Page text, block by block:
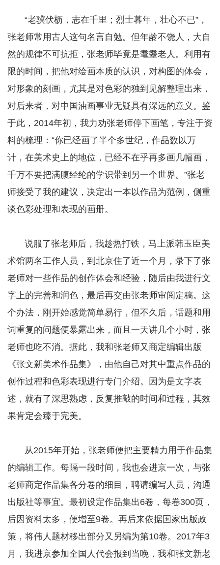
“老骥伏枥，志在千里；烈士暮年，壮心不已”，
张老师常用古人这句名言自勉。但年龄不饶人，大自
然的规律不可抗拒，张老师毕竟是耄耋老人。利用有
限的时间，把他对绘画本质的认识，对构图的体会，
对形象的刻画，尤其是对色彩的独到见解整理出来，
对后来者，对中国油画事业无疑具有深远的意义。鉴
于此，2014年初，我力劝张老师停下画笔，专注于资
料的梳理：“你已经画了半个多世纪，作品数以万
计，在美术史上的地位，已经不在乎再多画几幅画，
千万不要把满腹经纶的学识带到另一个世界。”张老
师接受了我的建议，决定出一本以作品为范例，侧重
谈色彩处理和表现的画册。
说服了张老师后，我趁热打铁，马上派韩玉臣美
术馆两名工作人员，到北京住了近一个月，录下了张
老师对一些作品的创作体会和经验，随后由我进行文
字上的完善和润色，最后再交由张老师审阅定稿。这
个办法，刚开始感觉简单易行，但不久后，话题和用
词重复的问题便暴露出来，而且一天讲几个小时，张
老师也吃不消。据此，我和张老师又商定编辑出版
《张文新美术作品集》，由他自己对其中重点作品的
创作过程和色彩表现进行专门介绍。因为是文字表
述，就有了深思熟虑，反复推敲的时间和过程，其效
果肯定会臻于完美。
从2015年开始，张老师便把主要精力用于作品集
的编辑工作。每隔一段时间，我也会进京一次，与张
老师商定作品集各分卷的细目，聘请编写人员，沟通
出版社等事宜。最初设定作品集出6卷，每卷300页，
后因资料太多，便增至9卷。再后来依据国家出版政
策，将伟人题材移出部分又另编为第10卷。2017年3
月，我进京参加全国人代会报到当晚，我和张文新老